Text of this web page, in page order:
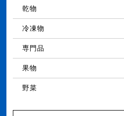
乾物
冷凍物
専門品
果物
野菜